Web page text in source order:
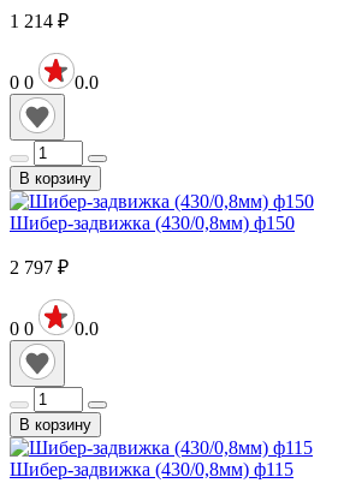
1 214 ₽
0 0 0.0
В корзину
Шибер-задвижка (430/0,8мм) ф150
2 797 ₽
0 0 0.0
В корзину
Шибер-задвижка (430/0,8мм) ф115